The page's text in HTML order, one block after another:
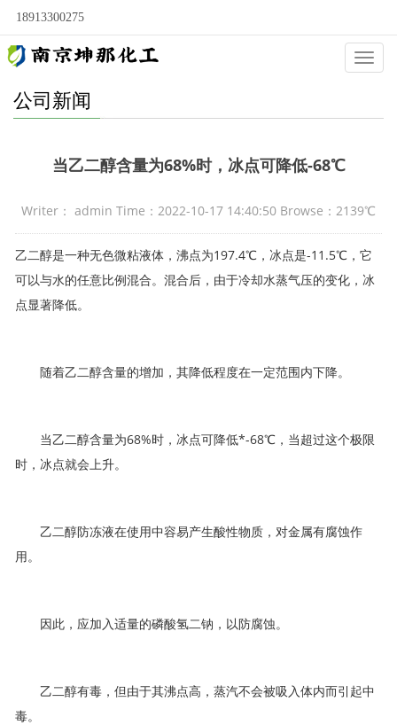
18913300275
公司新闻
当乙二醇含量为68%时，冰点可降低-68℃
Writer： admin Time：2022-10-17 14:40:50 Browse：2139℃
乙二醇是一种无色微粘液体，沸点为197.4℃，冰点是-11.5℃，它
可以与水的任意比例混合。混合后，由于冷却水蒸气压的变化，冰
点显著降低。
随着乙二醇含量的增加，其降低程度在一定范围内下降。
当乙二醇含量为68%时，冰点可降低*-68℃，当超过这个极限
时，冰点就会上升。
乙二醇防冻液在使用中容易产生酸性物质，对金属有腐蚀作
用。
因此，应加入适量的磷酸氢二钠，以防腐蚀。
乙二醇有毒，但由于其沸点高，蒸汽不会被吸入体内而引起中
毒。